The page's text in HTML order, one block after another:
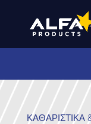
ΚΑΘΑΡΙΣΤΙΚΑ